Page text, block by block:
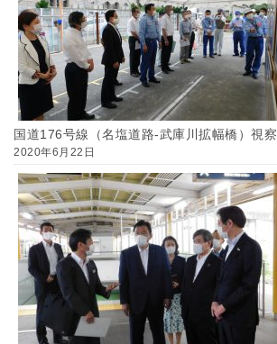
国道176号線（名塩道路-武庫川拡幅橋）視察
2020年6月22日